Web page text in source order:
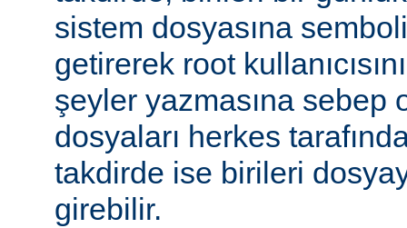
sistem dosyasına
getirerek root
şeyler yazmasına sebep
dosyaları herkes
takdirde ise birileri
girebilir.